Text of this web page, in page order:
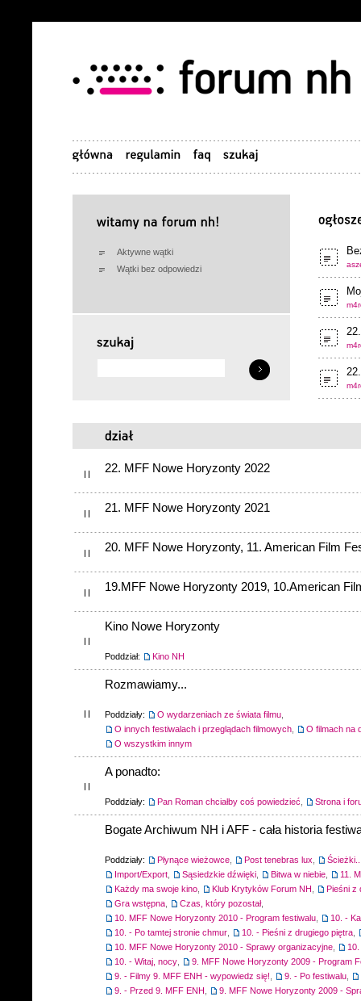
Aktywne wątki
Wątki bez odpowiedzi
22. MFF Nowe Horyzonty 2022
21. MFF Nowe Horyzonty 2021
20. MFF Nowe Horyzonty, 11. American Film
19.MFF Nowe Horyzonty 2019, 10.American
Kino Nowe Horyzonty
Poddział: Kino NH
Rozmawiamy...
Poddziały: O wydarzeniach ze świata filmu
O innych festiwalach i przeglądach filmowych
O filmach na
O wszystkim innym
A ponadto:
Poddziały: Pan Roman chciałby coś powiedzieć Strona i
Bogate Archiwum NH i AFF - cała historia
Poddziały: Płynące wieżowce Post tenebras lux
Import/Export
Sąsiedzkie dźwięki Bitwa w niebie
11.
Każdy ma swoje kino
Klub Krytyków Forum NH
Pieśni z
Gra wstępna
Czas, który pozostał,
10. MFF Nowe Horyzonty 2010 - Program festiwalu
10. -
10. - Po tamtej stronie chmur
10. - Pieśni z drugiego piętra
10. MFF Nowe Horyzonty 2010 - Sprawy organizacyjne
10. - Witaj, nocy
9. MFF Nowe Horyzonty 2009 - Program
9. - Filmy 9. MFF ENH - wypowiedz się!
9. - Po festiwalu
9. - Przed 9. MFF ENH
9. MFF Nowe Horyzonty 2009 -